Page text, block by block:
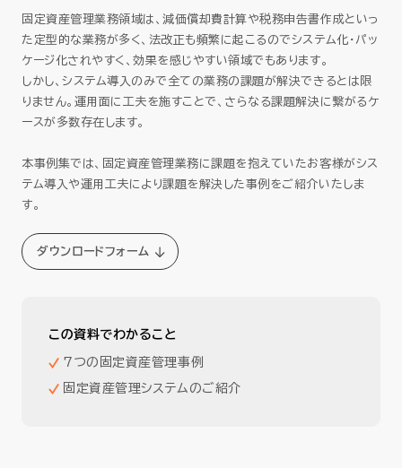
EN
固定資産管理業務領域は、減価償却費計算や税務申告書作成といっ
た定型的な業務が多く、法改正も頻繁に起こるのでシステム化・パッ
ケージ化されやすく、効果を感じやすい領域でもあります。
しかし、システム導入のみで全ての業務の課題が解決できるとは限
りません。運用面に工夫を施すことで、さらなる課題解決に繋がるケ
ースが多数存在します。
本事例集では、固定資産管理業務に課題を抱えていたお客様がシス
テム導入や運用工夫により課題を解決した事例をご紹介いたしま
す。
ダウンロードフォーム
この資料でわかること
7つの固定資産管理事例
固定資産管理システムのご紹介